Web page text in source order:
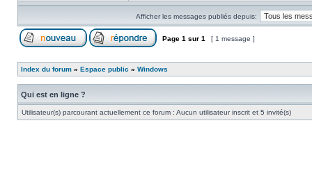
Afficher les messages publiés depuis:
Page 1 sur 1 [ 1 message ]
Index du forum » Espace public » Windows
Qui est en ligne ?
Utilisateur(s) parcourant actuellement ce forum : Aucun utilisateur inscrit et 5 invité(s)